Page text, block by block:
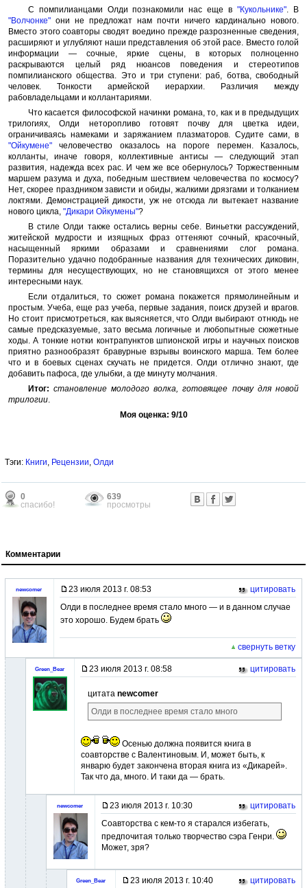
С помпилианцами Олди познакомили нас еще в"Кукольнике". В
"Волчонке" они не предложат нам почти ничего кардинально нового.
Вместо этого соавторы сводят воедино прежде разрозненные сведения,
расширяют и углубляют наши представления об этой расе. Вместо голой
информации — сочные, яркие сцены, в которых полноценно
раскрываются целый ряд нюансов поведения и стереотипов
помпилианского общества. Это и три ступени: раб, ботва, свободный
человек. Тонкости армейской иерархии. Различия между
рабовладельцами и коллантариями.
Что касается философской начинки романа, то, как и в предыдущих
трилогиях, Олди неторопливо готовят почву для цветка идеи,
ограничиваясь намеками и заряжанием плазматоров. Судите сами, в
"Ойкумене" человечество оказалось на пороге перемен. Казалось,
колланты, иначе говоря, коллективные антисы — следующий этап
развития, надежда всех рас. И чем же все обернулось? Торжественным
маршем разума и духа, победным шествием человечества по космосу?
Нет, скорее праздником зависти и обиды, жалкими дрязгами и толканием
локтями. Демонстрацией дикости, уж не отсюда ли вытекает название
нового цикла, "Дикари Ойкумены"?
В стиле Олди также остались верны себе. Виньетки рассуждений,
житейской мудрости и изящных фраз оттеняют сочный, красочный,
насыщенный яркими образами и сравнениями слог романа.
Поразительно удачно подобранные названия для технических диковин,
термины для несуществующих, но не становящихся от этого менее
интересными наук.
Если отдалиться, то сюжет романа покажется прямолинейным и
простым. Учеба, еще раз учеба, первые задания, поиск друзей и врагов.
Но стоит присмотреться, как выясняется, что Олди выбирают отнюдь не
самые предсказуемые, зато весьма логичные и любопытные сюжетные
ходы. А тонкие нотки контрапунктов шпионской игры и научных поисков
приятно разнообразят бравурные взрывы воинского марша. Тем более
что и в боевых сценах скучать не придется. Олди отлично знают, где
добавить пафоса, где улыбки, а где минуту молчания.
Итог: становление молодого волка, готовящее почву для новой
трилогии.
Моя оценка: 9/10
Тэги: Книги, Рецензии, Олди
0
спасибо!
639
просмотры
Комментарии
newcomer 23 июля 2013 г. 08:53
цитировать
Олди в последнее время стало много — и в данном случае
это хорошо. Будем брать
свернуть ветку
Green_Bear 23 июля 2013 г. 08:58 цитировать
цитата newcomer
Олди в последнее время стало много
Осенью должна появится книга в
соавторстве с Валентиновым. И, может быть, к
январю будет закончена вторая книга из «Дикарей».
Так что да, много. И таки да — брать.
newcomer 23 июля 2013 г. 10:30
цитировать
Соавторства с кем-то я старался избегать,
предпочитая только творчество сэра Генри.
Может, зря?
Green_Bear 23 июля 2013 г. 10:40 цитировать